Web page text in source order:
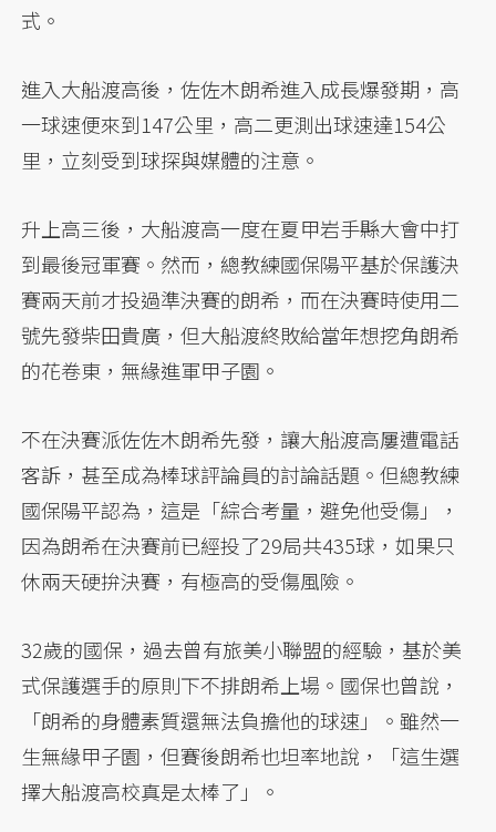
式。
進入大船渡高後，佐佐木朗希進入成長爆發期，高
一球速便來到147公里，高二更測出球速達154公
里，立刻受到球探與媒體的注意。
升上高三後，大船渡高一度在夏甲岩手縣大會中打
到最後冠軍賽。然而，總教練國保陽平基於保護決
賽兩天前才投過準決賽的朗希，而在決賽時使用二
號先發柴田貴廣，但大船渡終敗給當年想挖角朗希
的花卷東，無緣進軍甲子園。
不在決賽派佐佐木朗希先發，讓大船渡高屢遭電話
客訴，甚至成為棒球評論員的討論話題。但總教練
國保陽平認為，這是「綜合考量，避免他受傷」，
因為朗希在決賽前已經投了29局共435球，如果只
休兩天硬拚決賽，有極高的受傷風險。
32歲的國保，過去曾有旅美小聯盟的經驗，基於美
式保護選手的原則下不排朗希上場。國保也曾說，
「朗希的身體素質還無法負擔他的球速」。雖然一
生無緣甲子園，但賽後朗希也坦率地說，「這生選
擇大船渡高校真是太棒了」。